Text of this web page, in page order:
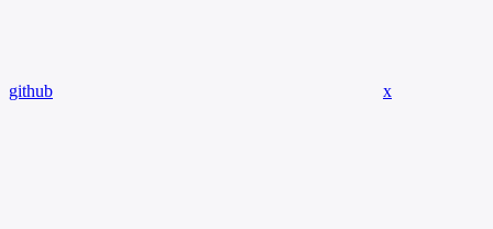
github x